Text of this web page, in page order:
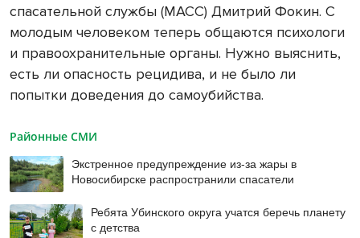
спасательной службы (МАСС) Дмитрий Фокин. С
молодым человеком теперь общаются психологи
и правоохранительные органы. Нужно выяснить,
есть ли опасность рецидива, и не было ли
попытки доведения до самоубийства.
Районные СМИ
Экстренное предупреждение из-за жары в
Новосибирске распространили спасатели
Ребята Убинского округа учатся беречь планету
с детства